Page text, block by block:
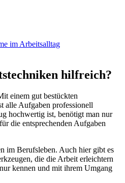
im Arbeitsalltag
hilfreich?
einem gut bestückten
alle Aufgaben professionell
hochwertig ist, benötigt man nur
die entsprechenden Aufgaben
im Berufsleben. Auch hier gibt es
die die Arbeit erleichtern
kennen und mit ihrem Umgang